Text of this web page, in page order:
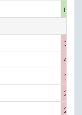
1040
4665
140
2600
225